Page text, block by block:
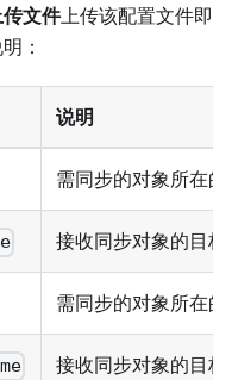
文件上传该配置文件即
：
说明
需同步的对象所在
接收同步对象的目
需同步的对象所在
接收同步对象的目